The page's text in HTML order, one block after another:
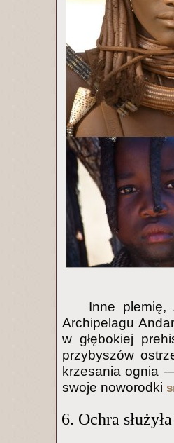
Inne plemię,
Archipelagu
w głębokiej
przybyszów
krzesania ognia
swoje noworodki
6. Ochra